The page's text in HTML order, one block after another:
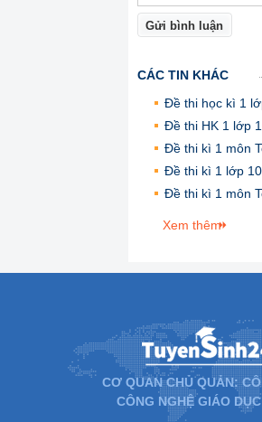
Gửi bình luận
CÁC TIN KHÁC
Đề thi học kì 1
Đề thi HK 1 lớp
Đề thi kì 1 môn
Đề thi kì 1 lớp
Đề thi kì 1 môn
Xem thêm
CƠ QUAN CHỦ QUẢN:
CÔNG NGHỆ GIÁO